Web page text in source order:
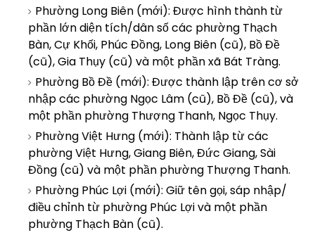
Phường Long Biên (mới): Được hình thành từ
phần lớn diện tích/dân số các phường Thạch
Bàn, Cự Khối, Phúc Đồng, Long Biên (cũ), Bồ Đề
(cũ), Gia Thụy (cũ) và một phần xã Bát Tràng.
Phường Bồ Đề (mới): Được thành lập trên cơ sở
nhập các phường Ngọc Lâm (cũ), Bồ Đề (cũ), và
một phần phường Thượng Thanh, Ngọc Thụy.
Phường Việt Hưng (mới): Thành lập từ các
phường Việt Hưng, Giang Biên, Đức Giang, Sài
Đồng (cũ) và một phần phường Thượng Thanh.
Phường Phúc Lợi (mới): Giữ tên gọi, sáp nhập/
điều chỉnh từ phường Phúc Lợi và một phần
phường Thạch Bàn (cũ).